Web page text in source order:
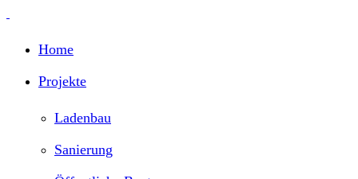
Home
Projekte
Ladenbau
Sanierung